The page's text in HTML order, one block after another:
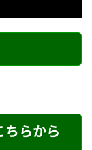
らから